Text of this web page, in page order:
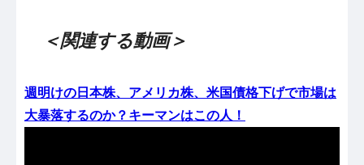
＜関連する動画＞
週明けの日本株、アメリカ株、米国債格下げで市場は
大暴落するのか？キーマンはこの人！